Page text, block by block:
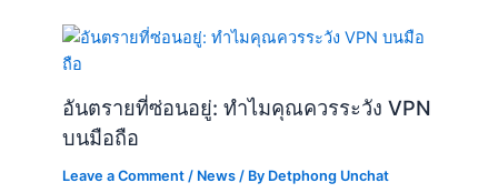
อันตรายที่ซ่อนอยู่: ทำไมคุณควรระวัง VPN
บนมือถือ
Leave a Comment / News / By Detphong Unchat